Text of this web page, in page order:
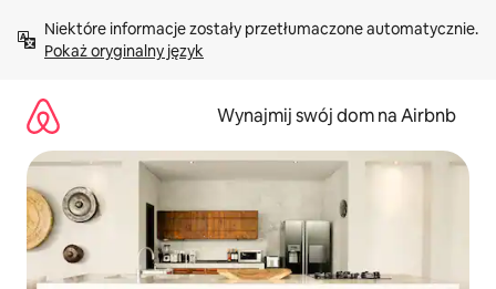
treści Pokaż oryginalny język
Wynajmij swój dom na Airbnb